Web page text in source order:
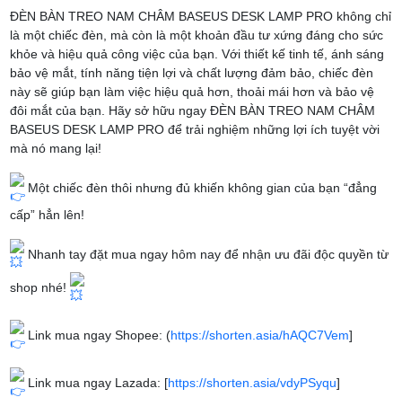
ĐÈN BÀN TREO NAM CHÂM BASEUS DESK LAMP PRO không chỉ
là một chiếc đèn, mà còn là một khoản đầu tư xứng đáng cho sức
khỏe và hiệu quả công việc của bạn. Với thiết kế tinh tế, ánh sáng
bảo vệ mắt, tính năng tiện lợi và chất lượng đảm bảo, chiếc đèn
này sẽ giúp bạn làm việc hiệu quả hơn, thoải mái hơn và bảo vệ
đôi mắt của bạn. Hãy sở hữu ngay ĐÈN BÀN TREO NAM CHÂM
BASEUS DESK LAMP PRO để trải nghiệm những lợi ích tuyệt vời
mà nó mang lại!
Một chiếc đèn thôi nhưng đủ khiến không gian của bạn “đẳng
cấp” hẳn lên!
Nhanh tay đặt mua ngay hôm nay để nhận ưu đãi độc quyền từ
shop nhé!
Link mua ngay Shopee: (https://shorten.asia/hAQC7Vem]
Link mua ngay Lazada: [https://shorten.asia/vdyPSyqu]